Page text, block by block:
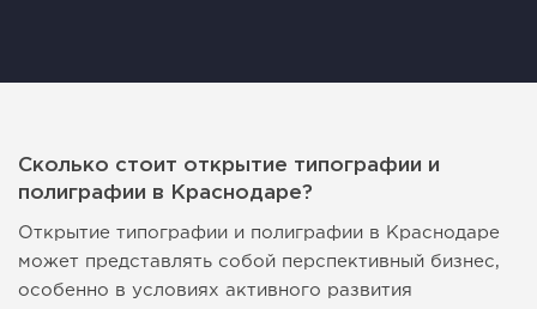
Сколько стоит открытие типографии и
полиграфии в Краснодаре?
Открытие типографии и полиграфии в Краснодаре
может представлять собой перспективный бизнес,
особенно в условиях активного развития